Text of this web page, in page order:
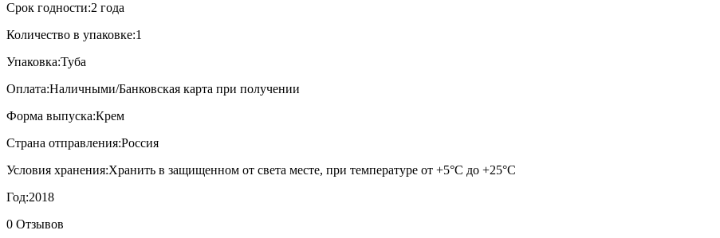
Срок годности:2 года
Количество в упаковке:1
Упаковка:Туба
Оплата:Наличными/Банковская карта при получении
Форма выпуска:Крем
Страна отправления:Россия
Условия хранения:Хранить в защищенном от света месте, при температуре от +5°С до +25°С
Год:2018
0 Отзывов